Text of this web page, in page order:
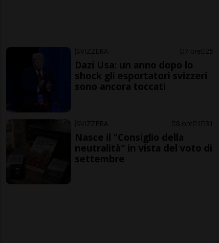
SVIZZERA 7 ore 25
Dazi Usa: un anno dopo lo
shock gli esportatori svizzeri
sono ancora toccati
SVIZZERA 8 ore 1 31
Nasce il "Consiglio della
neutralità" in vista del voto di
settembre